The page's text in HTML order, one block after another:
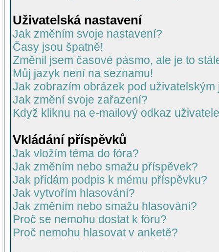
Uživatelská nastavení
Jak změním svoje nastavení?
Časy jsou špatně!
Změnil jsem časové pásmo, ale je to
Můj jazyk není na seznamu!
Jak zobrazím obrázek pod uživatelským
Jak změní svoje zařazení?
Když kliknu na e-mailový odkaz
Vkládání příspěvků
Jak vložím téma do fóra?
Jak změním nebo smažu příspěvek?
Jak přidám podpis k mému příspěvku?
Jak vytvořím hlasování?
Jak změním nebo smažu hlasování?
Proč se nemohu dostat k fóru?
Proč nemohu hlasovat v anketě?